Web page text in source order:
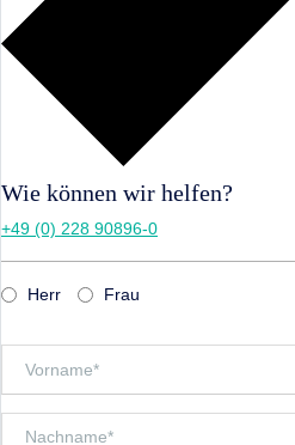
Wie können wir helfen?
+49 (0) 228 90896-0
Herr Frau